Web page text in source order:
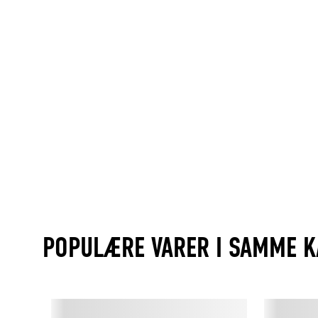
POPULÆRE VARER I SAMME